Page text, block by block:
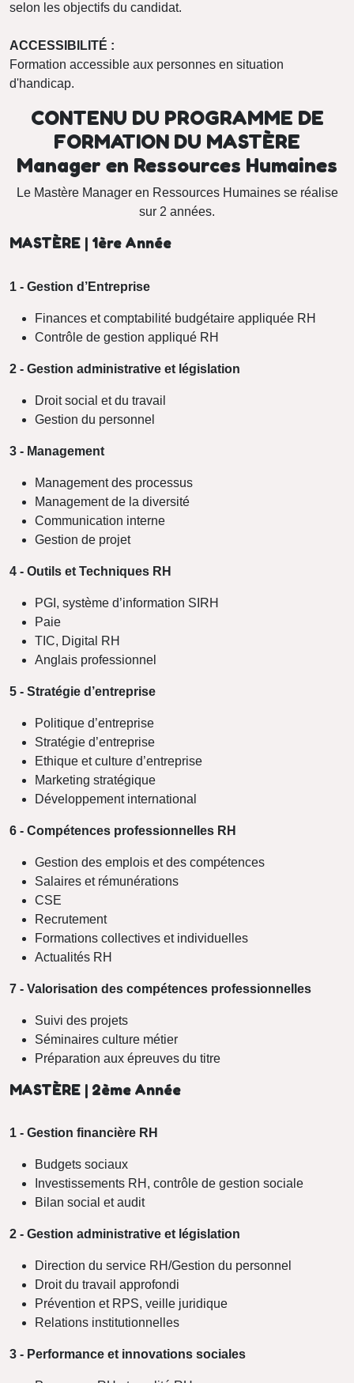
selon les objectifs du candidat.
ACCESSIBILITÉ :
Formation accessible aux personnes en situation
d'handicap.
CONTENU DU PROGRAMME DE
FORMATION DU MASTÈRE
Manager en Ressources Humaines
Le Mastère Manager en Ressources Humaines se réalise
sur 2 années.
MASTÈRE | 1ère Année
1 - Gestion d’Entreprise
Finances et comptabilité budgétaire appliquée RH
Contrôle de gestion appliqué RH
2 - Gestion administrative et législation
Droit social et du travail
Gestion du personnel
3 - Management
Management des processus
Management de la diversité
Communication interne
Gestion de projet
4 - Outils et Techniques RH
PGI, système d’information SIRH
Paie
TIC, Digital RH
Anglais professionnel
5 - Stratégie d’entreprise
Politique d’entreprise
Stratégie d’entreprise
Ethique et culture d’entreprise
Marketing stratégique
Développement international
6 - Compétences professionnelles RH
Gestion des emplois et des compétences
Salaires et rémunérations
CSE
Recrutement
Formations collectives et individuelles
Actualités RH
7 - Valorisation des compétences professionnelles
Suivi des projets
Séminaires culture métier
Préparation aux épreuves du titre
MASTÈRE | 2ème Année
1 - Gestion financière RH
Budgets sociaux
Investissements RH, contrôle de gestion sociale
Bilan social et audit
2 - Gestion administrative et législation
Direction du service RH/Gestion du personnel
Droit du travail approfondi
Prévention et RPS, veille juridique
Relations institutionnelles
3 - Performance et innovations sociales